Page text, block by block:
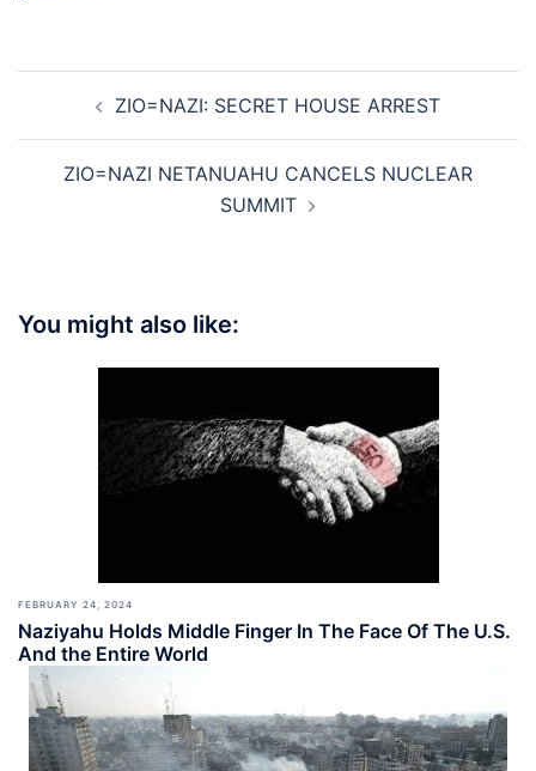
navigationZIO=NAZI: SECRET HOUSE ARREST
ZIO=NAZI NETANUAHU CANCELS NUCLEAR
SUMMIT
You might also like:
FEBRUARY 24, 2024
Naziyahu Holds Middle Finger In The Face Of The U.S.
And the Entire World